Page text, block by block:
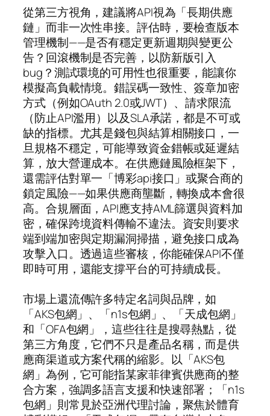
從第三方視角，建議將API視為「長期供應
鏈」而非一次性串接。評估時，要檢查版本
管理機制——是否有穩定更新週期與變更公
告？回滾機制是否完善，以防新版引入
bug？測試環境的可用性也很重要，能讓你
模擬高負載情境。錯誤碼一致性、簽章加密
方式（例如OAuth 2.0或JWT）、請求限流
（防止API濫用）以及SLA承諾，都是不可或
缺的指標。尤其是錢包與結算相關接口，一
旦規格不穩定，可能導致資金錯帳或延遲結
算，放大營運成本。在供應鏈風險框架下，
還需評估對單一「博彩api接口」或聚合商的
鎖定風險——如果供應商壟斷，轉換成本會很
高。合規層面，API應支持AML篩選與資料加
密，確保跨境資料傳輸不違法。資安則要求
端到端加密與定期漏洞掃描，避免接口成為
攻擊入口。透過這些審核，你能確保API不僅
即時可用，還能支撐平台的可持續成長。
市場上還流傳許多特定名詞與品牌，如
「AKS包網」、「n1s包網」、「天成包網」
和「OFA包網」，這些往往是搜尋熱點，從
第三方角度，它們不只是產品名稱，而是供
應商渠道或方案代稱的縮影。以「AKS包
網」為例，它可能指某家菲律賓供應商的整
合方案，強調多語言支援和快速部署；「n1s
包網」則常見於亞洲代理討論，聚焦於體育